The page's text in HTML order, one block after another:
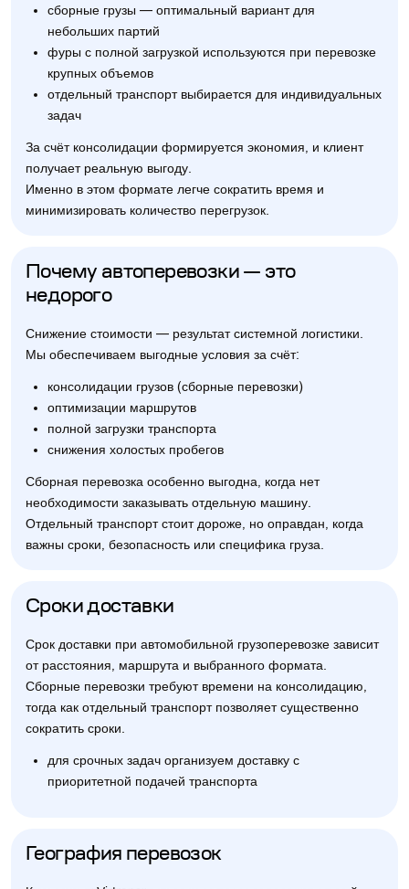
сборные грузы — оптимальный вариант для
небольших партий
фуры с полной загрузкой используются при перевозке
крупных объемов
отдельный транспорт выбирается для индивидуальных
задач
За счёт консолидации формируется экономия, и клиент
получает реальную выгоду.
Именно в этом формате легче сократить время и
минимизировать количество перегрузок.
Почему автоперевозки — это
недорого
Снижение стоимости — результат системной логистики.
Мы обеспечиваем выгодные условия за счёт:
консолидации грузов (сборные перевозки)
оптимизации маршрутов
полной загрузки транспорта
снижения холостых пробегов
Сборная перевозка особенно выгодна, когда нет
необходимости заказывать отдельную машину.
Отдельный транспорт стоит дороже, но оправдан, когда
важны сроки, безопасность или специфика груза.
Сроки доставки
Срок доставки при автомобильной грузоперевозке зависит
от расстояния, маршрута и выбранного формата.
Сборные перевозки требуют времени на консолидацию,
тогда как отдельный транспорт позволяет существенно
сократить сроки.
для срочных задач организуем доставку с
приоритетной подачей транспорта
География перевозок